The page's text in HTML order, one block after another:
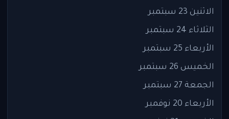
الاثنين 23 سبتمبر
الثلاثاء 24 سبتمبر
الأربعاء 25 سبتمبر
الخميس 26 سبتمبر
الجمعة 27 سبتمبر
الأربعاء 20 نوفمبر